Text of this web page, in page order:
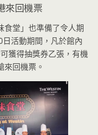
來回機票
食堂」也準備了令人期
活動期間，凡於館內
獲得抽獎券乙張，有機
回機票。